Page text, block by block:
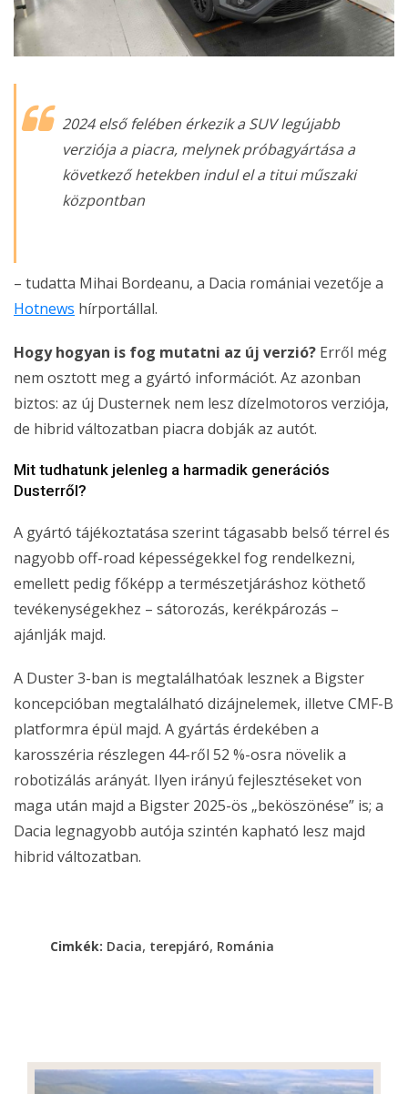
2024 első felében érkezik a SUV legújabb
verziója a piacra, melynek próbagyártása a
következő hetekben indul el a titui műszaki
központban
– tudatta Mihai Bordeanu, a Dacia romániai vezetője a
Hotnews hírportállal.
Hogy hogyan is fog mutatni az új verzió? Erről még
nem osztott meg a gyártó információt. Az azonban
biztos: az új Dusternek nem lesz dízelmotoros verziója,
de hibrid változatban piacra dobják az autót.
Mit tudhatunk jelenleg a harmadik generációs
Dusterről?
A gyártó tájékoztatása szerint tágasabb belső térrel és
nagyobb off-road képességekkel fog rendelkezni,
emellett pedig főképp a természetjáráshoz köthető
tevékenységekhez – sátorozás, kerékpározás –
ajánlják majd.
A Duster 3-ban is megtalálhatóak lesznek a Bigster
koncepcióban megtalálható dizájnelemek, illetve CMF-B
platformra épül majd. A gyártás érdekében a
karosszéria részlegen 44-ről 52 %-osra növelik a
robotizálás arányát. Ilyen irányú fejlesztéseket von
maga után majd a Bigster 2025-ös „beköszönése” is; a
Dacia legnagyobb autója szintén kapható lesz majd
hibrid változatban.
Cimkék: Dacia, terepjáró, Románia